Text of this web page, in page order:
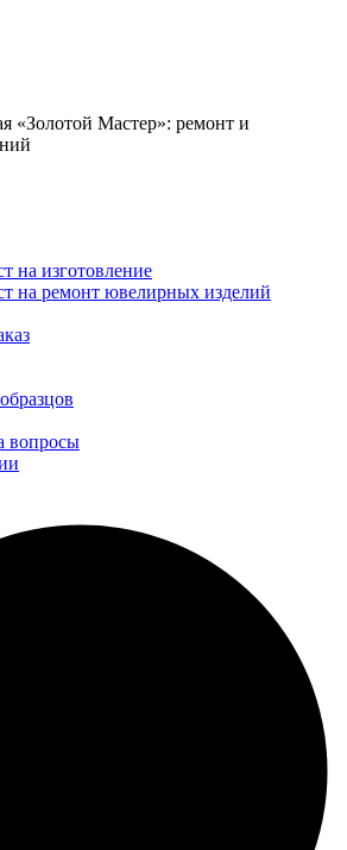
«Золотой Мастер»: ремонт и
на изготовление
на ремонт ювелирных изделий
вопросы